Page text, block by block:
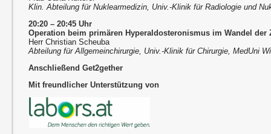
Klin. Abteilung für Nuklearmedizin, Univ.-Klinik für Radiologie und
20:20 – 20:45 Uhr
Operation beim primären Hyperaldosteronismus im Wandel der
Herr Christian Scheuba
Abteilung für Allgemeinchirurgie, Univ.-Klinik für Chirurgie, MedUni
Anschließend Get2gether
Mit freundlicher Unterstützung von